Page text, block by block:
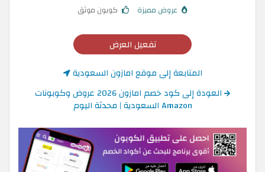
عروض مميزة كوبون موثق
تفعيل العرض
المتابعة إلى موقع امازون السعودية
العودة إلى كود خصم امازون 2026 عروض وكوبونات
Amazon السعودية | محدثة اليوم